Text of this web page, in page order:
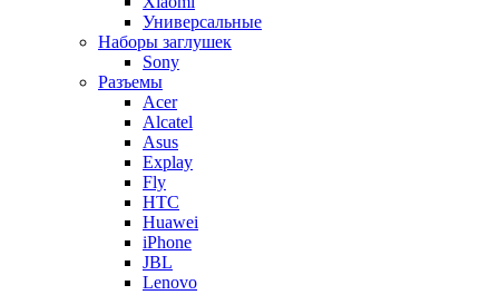
Универсальные
Наборы заглушек
Sony
Разъемы
Acer
Alcatel
Asus
Explay
Fly
HTC
Huawei
iPhone
JBL
Lenovo